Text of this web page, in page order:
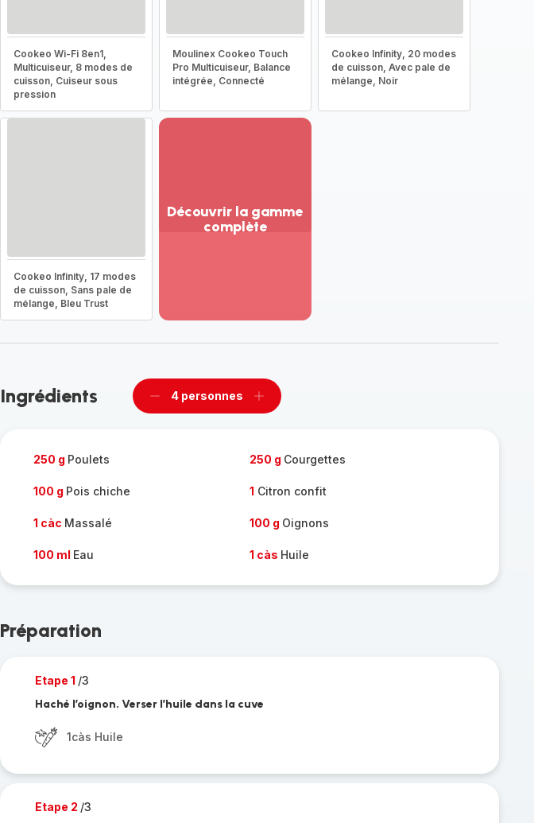
Cookeo Wi-Fi 8en1,
Multicuiseur, 8 modes de
cuisson, Cuiseur sous
pression
Moulinex Cookeo Touch
Pro Multicuiseur, Balance
intégrée, Connecté
Cookeo Infinity, 20 modes
de cuisson, Avec pale de
mélange, Noir
Cookeo Infinity, 17 modes
de cuisson, Sans pale de
mélange, Bleu Trust
Découvrir la gamme
complète
gamme
Ingrédients
Supprimer
4 personnes
Ajouter
250 g Poulets 250 g Courgettes
100 g Pois chiche 1 Citron confit
1 càc Massalé 100 g Oignons
100 ml Eau 1 càs Huile
Préparation
Etape 1 /3
Haché l’oignon. Verser l’huile dans la cuve
1càs Huile
Etape 2 /3